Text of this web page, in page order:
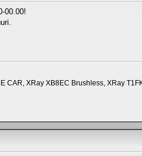
00.00!
CAR, XRay XB8EC Brushless, XRay